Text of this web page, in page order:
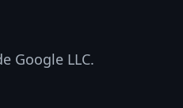
Google LLC.